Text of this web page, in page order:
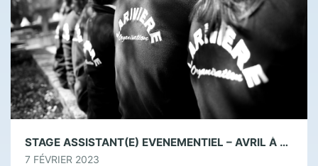
STAGE ASSISTANT(E) EVENEMENTIEL – AVRIL À SEPTEMBRE 2025 (DURÉE : 6 MOIS)
7 FÉVRIER 2023